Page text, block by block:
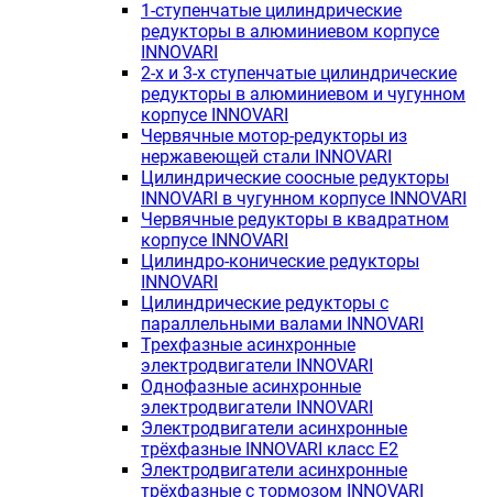
1-ступенчатые цилиндрические
редукторы в алюминиевом корпусе
INNOVARI
2-х и 3-х ступенчатые цилиндрические
редукторы в алюминиевом и чугунном
корпусе INNOVARI
Червячные мотор-редукторы из
нержавеющей стали INNOVARI
Цилиндрические соосные редукторы
INNOVARI в чугунном корпусе INNOVARI
Червячные редукторы в квадратном
корпусе INNOVARI
Цилиндро-конические редукторы
INNOVARI
Цилиндрические редукторы с
параллельными валами INNOVARI
Трехфазные асинхронные
электродвигатели INNOVARI
Однофазные асинхронные
электродвигатели INNOVARI
Электродвигатели асинхронные
трёхфазные INNOVARI класс E2
Электродвигатели асинхронные
трёхфазные с тормозом INNOVARI